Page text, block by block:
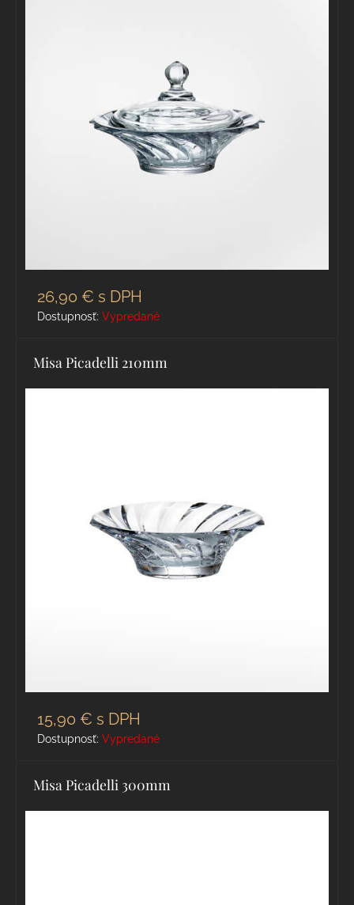
26,90 € s DPH
Dostupnosť: Vypredané
Misa Picadelli 210mm
15,90 € s DPH
Dostupnosť: Vypredané
Misa Picadelli 300mm